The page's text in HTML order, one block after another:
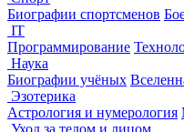
Биографии спортсменов
IT
Программирование
Наука
Биографии учёных
Эзотерика
Астрология и нумерология
Уход за телом и лицом